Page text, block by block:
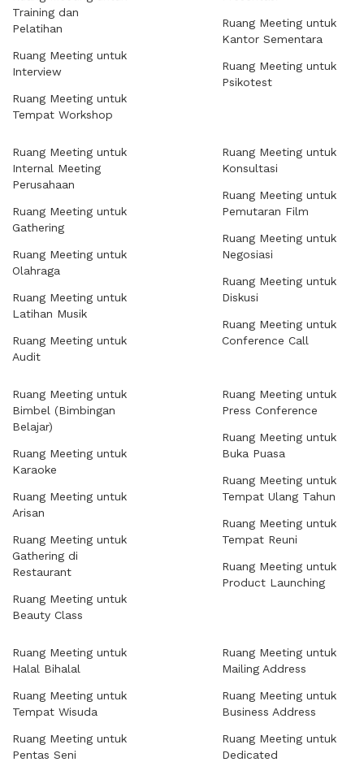
Training dan
Pelatihan
Ruang Meeting untuk
Interview
Ruang Meeting untuk
Tempat Workshop
Ruang Meeting untuk
Kantor Sementara
Ruang Meeting untuk
Psikotest
Ruang Meeting untuk
Internal Meeting
Perusahaan
Ruang Meeting untuk
Gathering
Ruang Meeting untuk
Olahraga
Ruang Meeting untuk
Latihan Musik
Ruang Meeting untuk
Audit
Ruang Meeting untuk
Konsultasi
Ruang Meeting untuk
Pemutaran Film
Ruang Meeting untuk
Negosiasi
Ruang Meeting untuk
Diskusi
Ruang Meeting untuk
Conference Call
Ruang Meeting untuk
Bimbel (Bimbingan
Belajar)
Ruang Meeting untuk
Karaoke
Ruang Meeting untuk
Arisan
Ruang Meeting untuk
Gathering di
Restaurant
Ruang Meeting untuk
Beauty Class
Ruang Meeting untuk
Press Conference
Ruang Meeting untuk
Buka Puasa
Ruang Meeting untuk
Tempat Ulang Tahun
Ruang Meeting untuk
Tempat Reuni
Ruang Meeting untuk
Product Launching
Ruang Meeting untuk
Halal Bihalal
Ruang Meeting untuk
Tempat Wisuda
Ruang Meeting untuk
Pentas Seni
Ruang Meeting untuk
Mailing Address
Ruang Meeting untuk
Business Address
Ruang Meeting untuk
Dedicated